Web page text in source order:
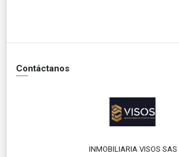
Contáctanos
INMOBILIARIA VISOS SAS